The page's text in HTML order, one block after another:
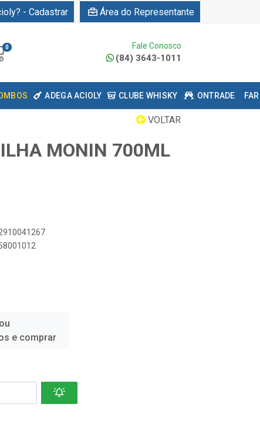
- Cadastrar Área do Representante
0 Fale Conosco
(84) 3643-1011
ADEGA ACIOLY CLUBE WHISKY ONTRADE
VOLTAR
MONIN 700ML
e comprar